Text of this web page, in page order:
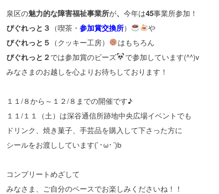
泉区の魅力的な障害福祉事業所が、今年は45事業所参加！
ぴぐれっと３ （喫茶・参加賞交換所） や
ぴぐれっと５ （クッキー工房） はもちろん
ぴぐれっと２では参加賞のビーズ
で参加しています(^^)v
みなさまのお越しを心よりお待ちしております！
１１/８から～１２/８までの開催です♪
１１/１１（土）は深谷通信所跡地中央広場イベントでも
ドリンク、焼き菓子、手芸品を購入して下さった方に
シールをお渡ししています(`･ω･´)b
コンプリートめざして
みなさま、ご自分のペースでお楽しみくださいね！！